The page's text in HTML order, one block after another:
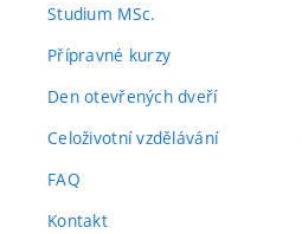
Studium MSc.
Přípravné kurzy
Den otevřených dveří
Celoživotní vzdělávání
FAQ
Kontakt